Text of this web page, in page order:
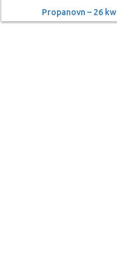
Propanovn – 26 kw